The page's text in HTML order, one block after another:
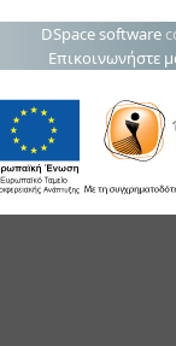
DSpace software
Επικοινωνήστε